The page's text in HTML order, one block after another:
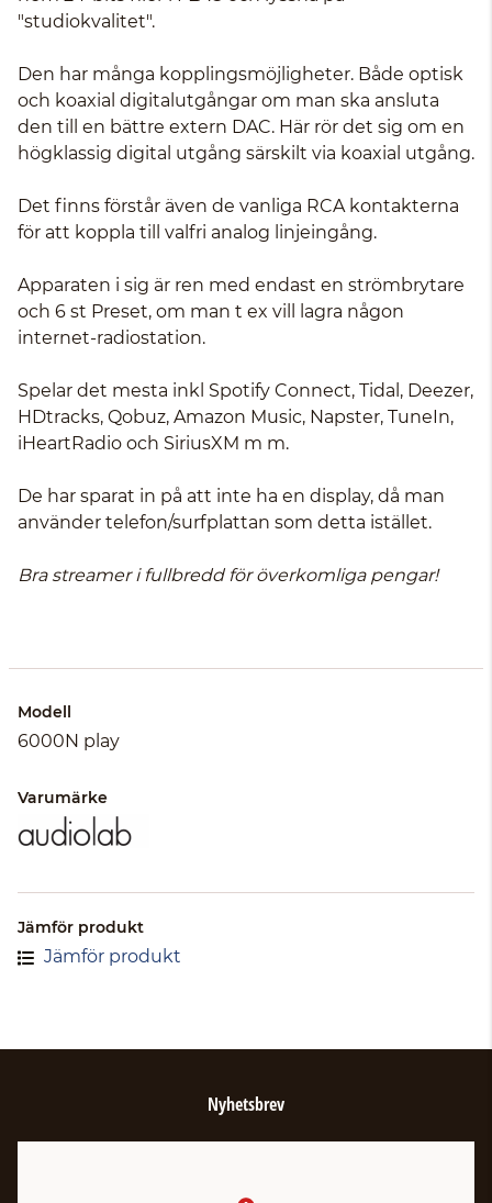
"studiokvalitet".
Den har många kopplingsmöjligheter. Både optisk
och koaxial digitalutgångar om man ska ansluta
den till en bättre extern DAC. Här rör det sig om en
högklassig digital utgång särskilt via koaxial utgång.
Det finns förstår även de vanliga RCA kontakterna
för att koppla till valfri analog linjeingång.
Apparaten i sig är ren med endast en strömbrytare
och 6 st Preset, om man t ex vill lagra någon
internet-radiostation.
Spelar det mesta inkl Spotify Connect, Tidal, Deezer,
HDtracks, Qobuz, Amazon Music, Napster, TuneIn,
iHeartRadio och SiriusXM m m.
De har sparat in på att inte ha en display, då man
använder telefon/surfplattan som detta istället.
Bra streamer i fullbredd för överkomliga pengar!
Modell
6000N play
Varumärke
Jämför produkt
Jämför produkt
Nyhetsbrev